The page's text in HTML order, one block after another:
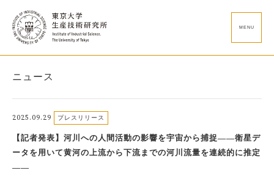
MENU
ニュース
2025.09.29 プレスリリース
【記者発表】河川への人間活動の影響を宇宙から捕捉――衛星デ
ータを用いて黄河の上流から下流までの河川流量を連続的に推定
――